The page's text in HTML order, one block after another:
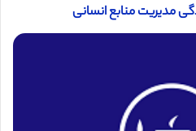
مدیریت منابع انسانی